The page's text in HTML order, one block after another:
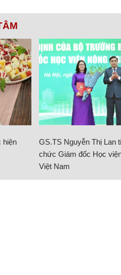
hiện
GS.TS Nguyễn Thị Lan
chức Giám đốc Học
Việt Nam